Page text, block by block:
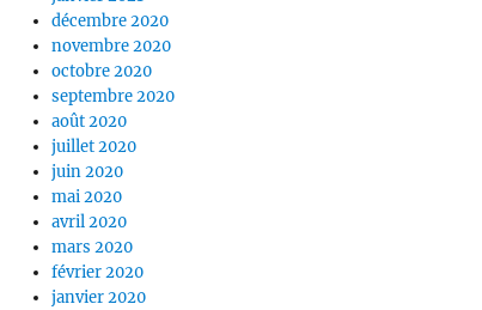
décembre 2020
novembre 2020
octobre 2020
septembre 2020
août 2020
juillet 2020
juin 2020
mai 2020
avril 2020
mars 2020
février 2020
janvier 2020